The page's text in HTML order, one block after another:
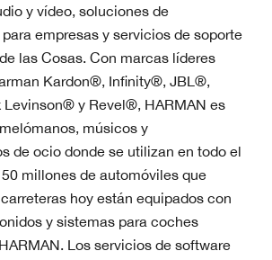
y vídeo, soluciones de
empresas y servicios de soporte
las Cosas. Con marcas líderes
Kardon®, Infinity®, JBL®,
y Revel®, HARMAN es
músicos y
de ocio donde se utilizan en todo el
millones de automóviles que
hoy están equipados con
y sistemas para coches
Los servicios de software